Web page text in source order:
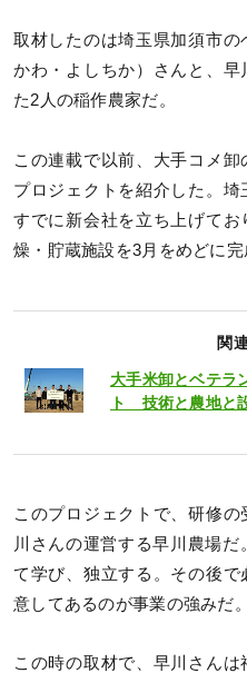
取材したのは埼玉県加須市
かわ・よしちか）さんと、
た2人の稲作農家だ。
この連載で以前、大手コメ
プロジェクトを紹介した。
すでに新会社を立ち上げて
燥・貯蔵施設を3月をめどに完
関
大手米卸とベテラ
ト 技術と農地と
このプロジェクトで、研修
川さんの運営する早川農場
て学び、独立する。その後
意してあるのが事業の強みだ。
この時の取材で、早川さん